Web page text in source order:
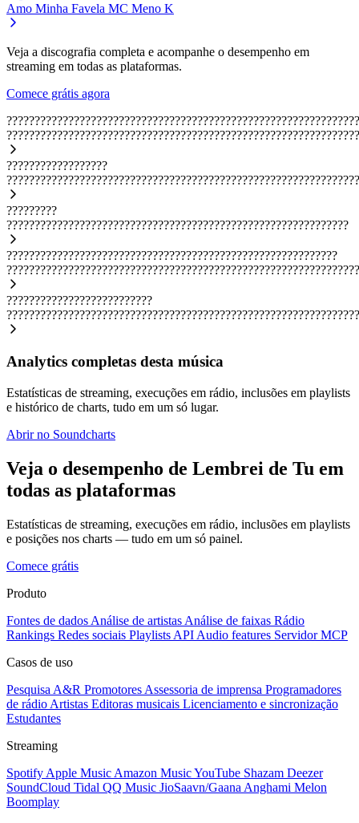
Amo Minha Favela MC Meno K
Veja a discografia completa e acompanhe o desempenho em
streaming em todas as plataformas.
Comece grátis agora
??????????????????
?????????
?????????????????????????????????????????????????????????????
???????????????????????????????????????????????????????????
??????????????????????????
Analytics completas desta música
Estatísticas de streaming, execuções em rádio, inclusões em playlists
e histórico de charts, tudo em um só lugar.
Abrir no Soundcharts
Veja o desempenho de Lembrei de Tu em
todas as plataformas
Estatísticas de streaming, execuções em rádio, inclusões em playlists
e posições nos charts — tudo em um só painel.
Comece grátis
Produto
Fontes de dados Análise de artistas Análise de faixas Rádio
Rankings Redes sociais Playlists API Audio features Servidor MCP
Casos de uso
Pesquisa A&R Promotores Assessoria de imprensa Programadores
de rádio Artistas Editoras musicais Licenciamento e sincronização
Estudantes
Streaming
Spotify Apple Music Amazon MusicYouTube Shazam Deezer
SoundCloud Tidal QQ Music JioSaavn/Gaana Anghami Melon
Boomplay